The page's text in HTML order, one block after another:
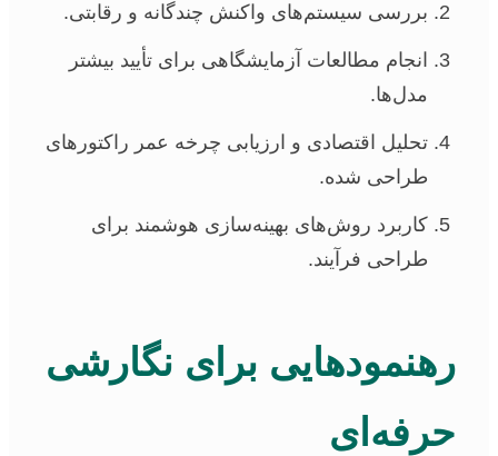
بررسی سیستم‌های واکنش چندگانه و رقابتی.
انجام مطالعات آزمایشگاهی برای تأیید بیشتر
مدل‌ها.
تحلیل اقتصادی و ارزیابی چرخه عمر راکتورهای
طراحی شده.
کاربرد روش‌های بهینه‌سازی هوشمند برای
طراحی فرآیند.
رهنمودهایی برای نگارشی
حرفه‌ای